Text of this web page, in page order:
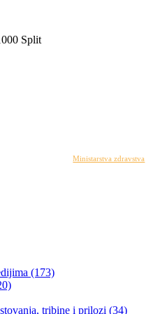
Split
je sredstvimaMinistarstva zdravstva
(173)
tribine i prilozi (34)